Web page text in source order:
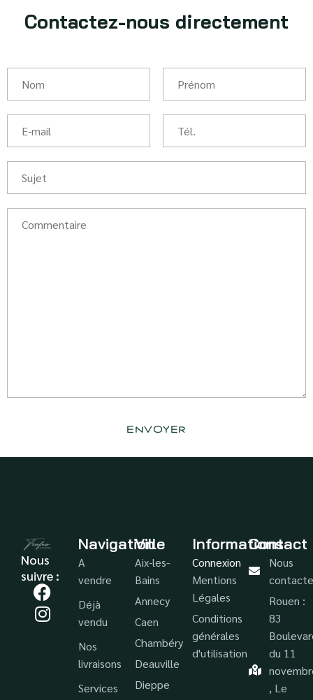
Contactez-nous directement
Nous
suivre :
Navigation
A
vendre
Déjà
vendu
Nos
livraisons
Services
Ville
Aix-les-
Bains
Annecy
Caen
Chambéry
Deauville
Dieppe
Informations
Connexion
Mentions
Légales
Conditions
générales
d'utilisation
Contact
Nous
Rouen :
83
du 11
, Le